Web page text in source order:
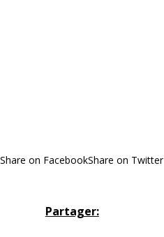
Share on FacebookShare on Twitter
Partager: